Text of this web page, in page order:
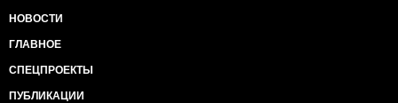
НОВОСТИ
ГЛАВНОЕ
СПЕЦПРОЕКТЫ
ПУБЛИКАЦИИ